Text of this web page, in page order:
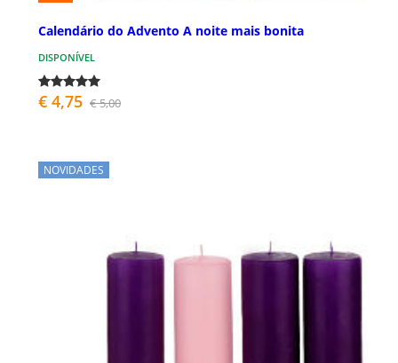
Calendário do Advento A noite mais bonita
DISPONÍVEL
€ 4,75 € 5,00
NOVIDADES